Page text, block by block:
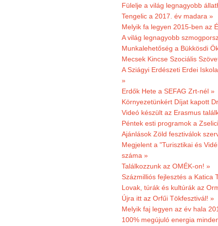
Fülelje a világ legnagyobb
Tengelic a 2017. év madara »
Melyik fa legyen 2015-ben az
A világ legnagyobb
Munkalehetőség a Bükkösdi
Mecsek Kincse Szociális
A Sziágyi Erdészeti Erdei
»
Erdők Hete a SEFAG Zrt-nél »
Környezetünkért Díjat kapott
Videó készült az Erasmus
Péntek esti programok a
Ajánlások Zöld fesztiválok
Megjelent a "Turisztikai és
száma »
Találkozzunk az OMÉK-on! »
Százmilliós fejlesztés a Katica
Lovak, túrák és kultúrák az
Újra itt az Orfűi Tökfesztivál! »
Melyik faj legyen az év hala
100% megújuló energia